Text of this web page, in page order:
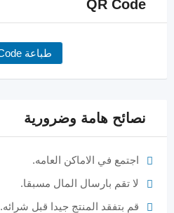
QR Code
طباعة QR Code
نصائح هامة وضرورية
اجتمع في الاماكن العامه.
لا تقم بارسال المال مسبقا.
قم بتفقد المنتج جيدا قبل شرائه.